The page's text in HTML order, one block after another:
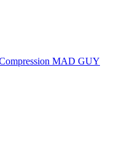
MAD GUY